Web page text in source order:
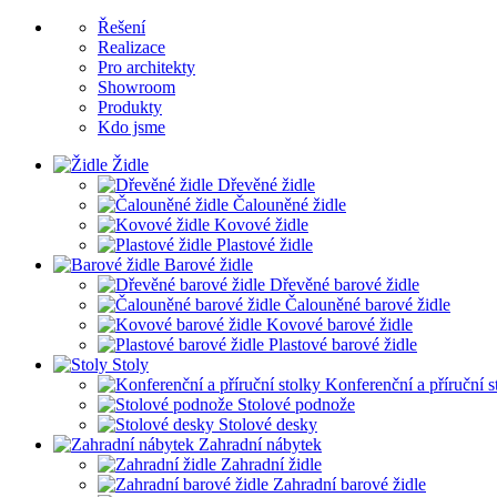
Řešení
Realizace
Pro architekty
Showroom
Produkty
Kdo jsme
Židle
Dřevěné židle
Čalouněné židle
Kovové židle
Plastové židle
Barové židle
Dřevěné barové židle
Čalouněné barové židle
Kovové barové židle
Plastové barové židle
Stoly
Konferenční a příruční
Stolové podnože
Stolové desky
Zahradní nábytek
Zahradní židle
Zahradní barové židle